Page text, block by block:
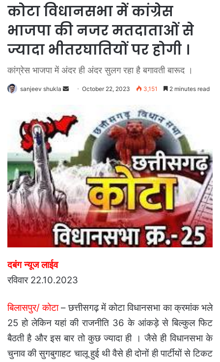
कोटा विधानसभा में कांग्रेस
भाजपा की नजर मतदाताओं से
ज्यादा भीतरघातियों पर होगी ।
कांग्रेस भाजपा में अंदर ही अंदर सुलग रहा है बगावती बारूद ।
sanjeev shukla
SendOctober 22, 2023 3,151 2 minutes read
दबंग न्यूज लाईव
रविवार 22.10.2023
बिलासपुर/ कोटा– छत्तीसगढ़ में कोटा विधानसभा का क्रमांक भले
25 हो लेकिन यहां की राजनीति 36 के आंकड़े से बिल्कुल फिट
बैठती है और इस बार तो कुछ ज्यादा ही । जैसे ही विधानसभा के
चुनाव की सुगबुगाहट चालू हुई थी वैसे ही दोनों ही पार्टीयों से टिकट